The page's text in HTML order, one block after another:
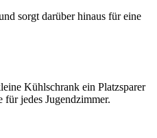
sorgt darüber hinaus für eine
Kühlschrank ein Platzsparer
jedes Jugendzimmer.